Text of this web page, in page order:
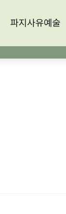
파지사유예술
파지사유예술